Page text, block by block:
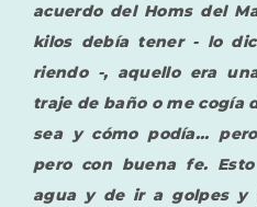
acuerdo del Homs del
kilos debía tener - lo
riendo -, aquello era
traje de baño o me cogía
sea y cómo podía...
pero con buena fe.
agua y de ir a golpes y